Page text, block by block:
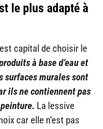
le plus adapté à
capital de choisir le
à base d’eau et
surfaces murales sont
ils ne contiennent pas
La lessive
car elle n’est pas